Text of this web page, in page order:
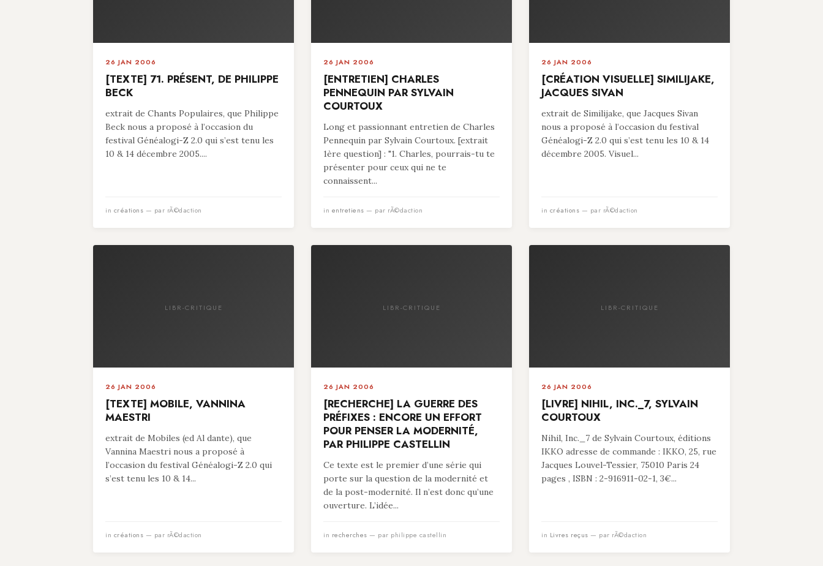
26 JAN 2006
[TEXTE] 71. PRÉSENT, DE PHILIPPE
BECK
extrait de Chants Populaires, que Philippe
Beck nous a proposé à l’occasion du
festival Généalogi-Z 2.0 qui s’est tenu les
10 & 14 décembre 2005....
in créations — par rÃ©daction
26 JAN 2006
[ENTRETIEN] CHARLES
PENNEQUIN PAR SYLVAIN
COURTOUX
Long et passionnant entretien de Charles
Pennequin par Sylvain Courtoux. [extrait
1ère question] : "1. Charles, pourrais-tu te
présenter pour ceux qui ne te
connaissent...
in entretiens — par rÃ©daction
26 JAN 2006
[CRÉATION VISUELLE] SIMILIJAKE,
JACQUES SIVAN
extrait de Similijake, que Jacques Sivan
nous a proposé à l’occasion du festival
Généalogi-Z 2.0 qui s’est tenu les 10 & 14
décembre 2005. Visuel...
in créations — par rÃ©daction
LIBR-CRITIQUE
26 JAN 2006
[TEXTE] MOBILE, VANNINA
MAESTRI
extrait de Mobiles (ed Al dante), que
Vannina Maestri nous a proposé à
l’occasion du festival Généalogi-Z 2.0 qui
s’est tenu les 10 & 14...
in créations — par rÃ©daction
LIBR-CRITIQUE
26 JAN 2006
[RECHERCHE] LA GUERRE DES
PRÉFIXES : ENCORE UN EFFORT
POUR PENSER LA MODERNITÉ,
PAR PHILIPPE CASTELLIN
Ce texte est le premier d’une série qui
porte sur la question de la modernité et
de la post-modernité. Il n’est donc qu’une
ouverture. L’idée...
in recherches — par philippe castellin
LIBR-CRITIQUE
26 JAN 2006
[LIVRE] NIHIL, INC._7, SYLVAIN
COURTOUX
Nihil, Inc._7 de Sylvain Courtoux, éditions
IKKO adresse de commande : IKKO, 25, rue
Jacques Louvel-Tessier, 75010 Paris 24
pages , ISBN : 2-916911-02-1, 3€...
in Livres reçus — par rÃ©daction